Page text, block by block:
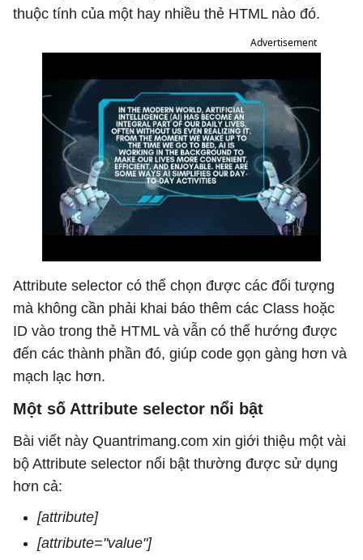
thuộc tính của một hay nhiều thẻ HTML nào đó.
Advertisement
Attribute selector có thể chọn được các đối tượng
mà không cần phải khai báo thêm các Class hoặc
ID vào trong thẻ HTML và vẫn có thể hướng được
đến các thành phần đó, giúp code gọn gàng hơn và
mạch lạc hơn.
Một số Attribute selector nổi bật
Bài viết này Quantrimang.com xin giới thiệu một vài
bộ Attribute selector nổi bật thường được sử dụng
hơn cả:
[attribute]
[attribute="value"]